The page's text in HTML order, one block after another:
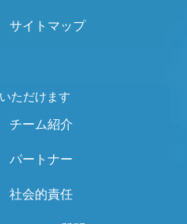
サイトマップ
ただけます
チーム紹介
パートナー
社会的責任